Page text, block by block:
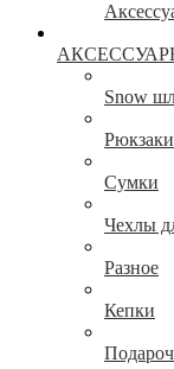
Snow
Рюкзаки
Сумки
Чехлы
Разное
Кепки